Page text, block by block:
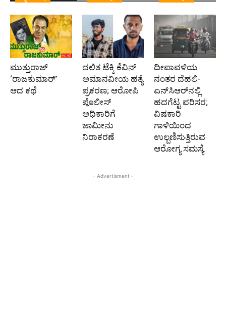
ಮುತ್ತುರಾಜ್
‘ರಾಜಕುಮಾರ್‍’
ಆದ ಕಥೆ
ದಲಿತ ಟೆಕ್ಕಿ ಕೆವಿನ್
ಅಮಾನವೀಯ ಹತ್ಯೆ
ಪ್ರಕರಣ; ಆರೋಪಿ
ಪೊಲೀಸ್‌
ಅಧಿಕಾರಿಗೆ
ಜಾಮೀನು
ನಿರಾಕರಣೆ
ದೀಪಾವಳಿಯ
ನಂತರ ದೆಹಲಿ-
ಎನ್‌ಸಿಆರ್‌ನಲ್ಲಿ
ಹದಗೆಟ್ಟ ಪರಿಸರ;
ವಿಷಕಾರಿ
ಗಾಳಿಯಿಂದ
ಉಲ್ಬಣಿಸುತ್ತಿರುವ
ಆರೋಗ್ಯ ಸಮಸ್ಯೆ
- Advertisment -